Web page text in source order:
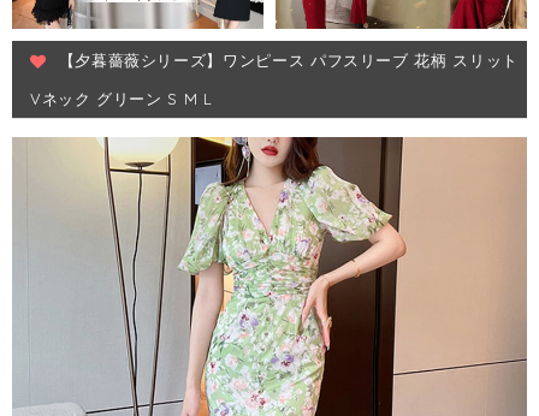
【夕暮薔薇シリーズ】ワンピース パフスリーブ 花柄 スリット
Vネック グリーン S M L